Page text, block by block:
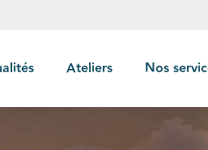
Ateliers Nos